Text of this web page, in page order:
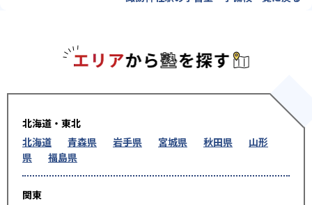
北海道・東北
北海道
青森県 岩手県 宮城県 秋田県
山形
県
福島県
関東